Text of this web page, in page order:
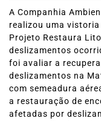
A Companhia
realizou uma
Projeto Restaura
deslizamentos
foi avaliar a
deslizamentos na
com semeadura
a restauração de
afetadas por